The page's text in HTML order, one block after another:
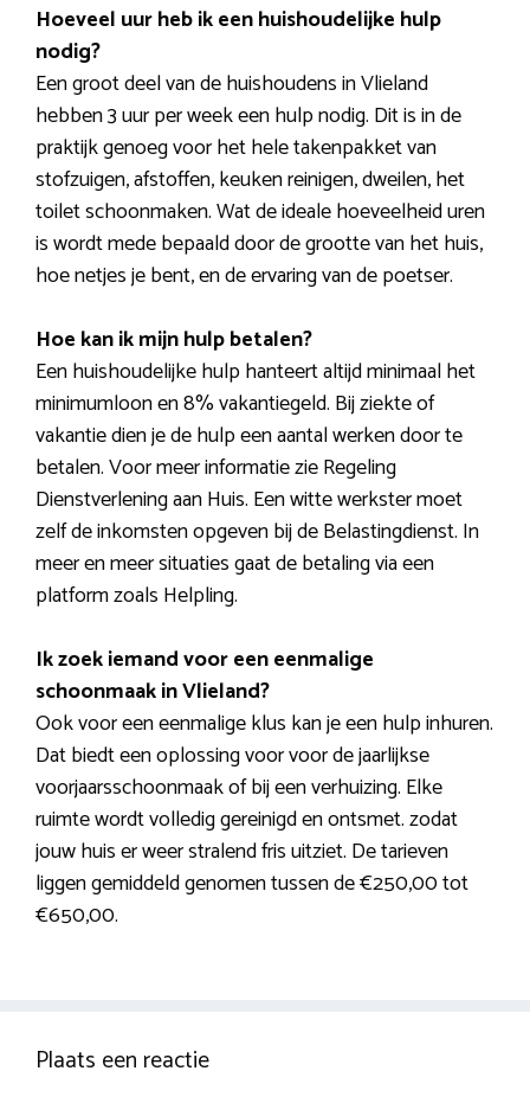
Hoeveel uur heb ik een huishoudelijke hulp
nodig?
Een groot deel van de huishoudens in Vlieland
hebben 3 uur per week een hulp nodig. Dit is in de
praktijk genoeg voor het hele takenpakket van
stofzuigen, afstoffen, keuken reinigen, dweilen, het
toilet schoonmaken. Wat de ideale hoeveelheid uren
is wordt mede bepaald door de grootte van het huis,
hoe netjes je bent, en de ervaring van de poetser.
Hoe kan ik mijn hulp betalen?
Een huishoudelijke hulp hanteert altijd minimaal het
minimumloon en 8% vakantiegeld. Bij ziekte of
vakantie dien je de hulp een aantal werken door te
betalen. Voor meer informatie zie Regeling
Dienstverlening aan Huis. Een witte werkster moet
zelf de inkomsten opgeven bij de Belastingdienst. In
meer en meer situaties gaat de betaling via een
platform zoals Helpling.
Ik zoek iemand voor een eenmalige
schoonmaak in Vlieland?
Ook voor een eenmalige klus kan je een hulp inhuren.
Dat biedt een oplossing voor voor de jaarlijkse
voorjaarsschoonmaak of bij een verhuizing. Elke
ruimte wordt volledig gereinigd en ontsmet. zodat
jouw huis er weer stralend fris uitziet. De tarieven
liggen gemiddeld genomen tussen de €250,00 tot
€650,00.
Plaats een reactie